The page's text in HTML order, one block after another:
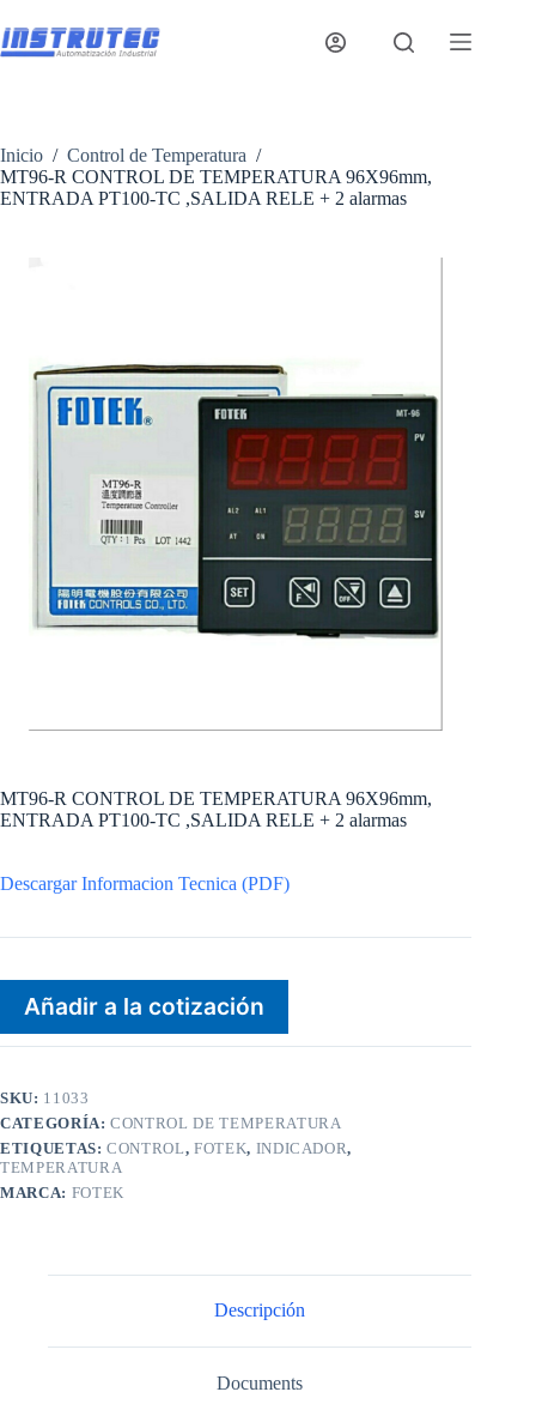
al
contenido
Inicio / Control de Temperatura /
MT96-R CONTROL DE TEMPERATURA 96X96mm,
ENTRADA PT100-TC ,SALIDA RELE + 2 alarmas
MT96-R CONTROL DE TEMPERATURA 96X96mm,
ENTRADA PT100-TC ,SALIDA RELE + 2 alarmas
Descargar Informacion Tecnica (PDF)
Añadir a la cotización
SKU: 11033
CATEGORÍA:CONTROL DE TEMPERATURA
ETIQUETAS:CONTROL,FOTEK, INDICADOR,
TEMPERATURA
MARCA: FOTEK
Descripción
Documents